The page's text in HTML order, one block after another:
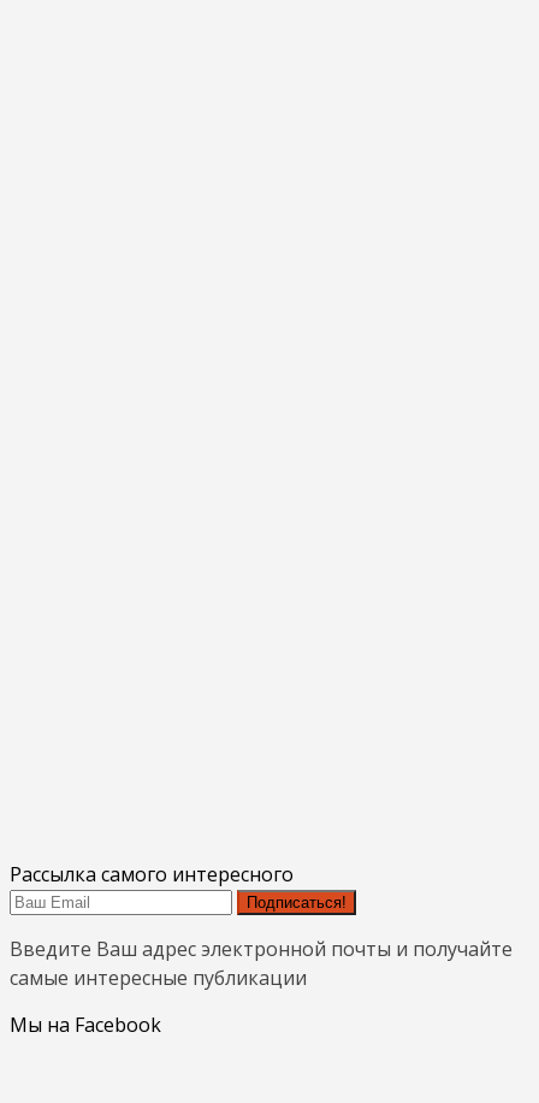
Рассылка самого интересного
Подписаться!
Введите Ваш адрес электронной почты и получайте
самые интересные публикации
Мы на Facebook